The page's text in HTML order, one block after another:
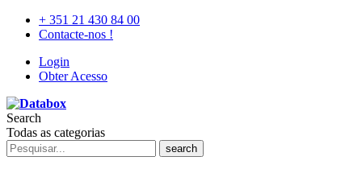
+ 351 21 430 84 00
Contacte-nos !
Login
Obter Acesso
Search
Todas as categorias
search